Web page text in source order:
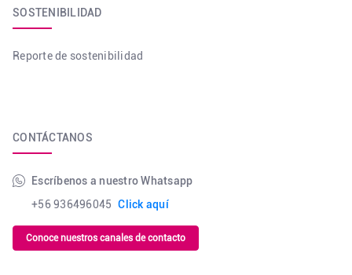
SOSTENIBILIDAD
Reporte de sostenibilidad
CONTÁCTANOS
Escríbenos a nuestro Whatsapp
+56 936496045 Click aquí
Conoce nuestros canales de contacto